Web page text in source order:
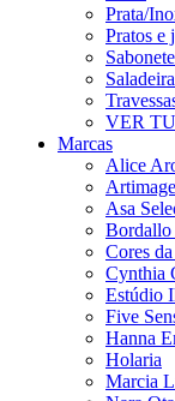
Prata/
Pratos e
VER
Marcas
Alice
Artimage
Asa
Bordallo
Cores
Cynthia
Estúdio
Five
Hanna
Holaria
Marcia